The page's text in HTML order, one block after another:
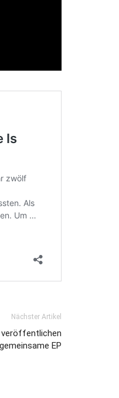
Nächster Artikel
veröffentlichen
gemeinsame EP